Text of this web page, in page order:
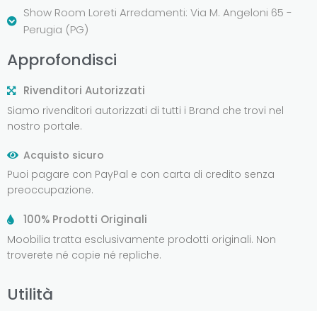
Show Room Loreti Arredamenti: Via M. Angeloni 65 -
Perugia (PG)
Approfondisci
Rivenditori Autorizzati
Siamo rivenditori autorizzati di tutti i Brand che trovi nel
nostro portale.
Acquisto sicuro
Puoi pagare con PayPal e con carta di credito senza
preoccupazione.
100% Prodotti Originali
Moobilia tratta esclusivamente prodotti originali. Non
troverete né copie né repliche.
Utilità